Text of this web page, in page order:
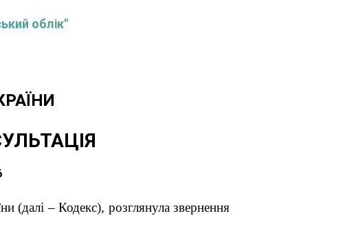
облік"
(далі – Кодекс), розглянула звернення